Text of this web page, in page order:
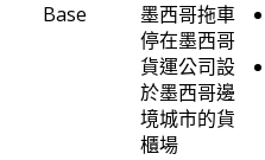
墨西哥拖車
停在墨西哥
貨運公司設
於墨西哥邊
境城市的貨
櫃場